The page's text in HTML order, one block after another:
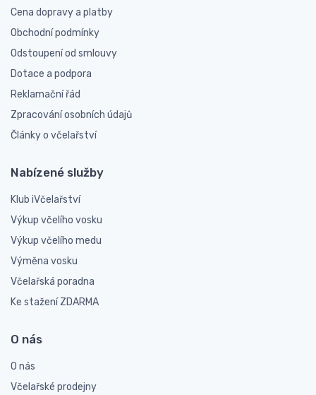
Cena dopravy a platby
Obchodní podmínky
Odstoupení od smlouvy
Dotace a podpora
Reklamační řád
Zpracování osobních údajů
Články o včelařství
Nabízené služby
Klub iVčelařství
Výkup včelího vosku
Výkup včelího medu
Výměna vosku
Včelařská poradna
Ke stažení ZDARMA
O nás
O nás
Včelařské prodejny